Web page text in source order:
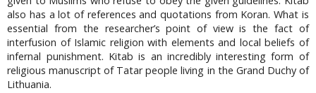
also has a lot of references and quotations from Koran. What is
essential from the researcher’s point of view is the fact of
interfusion of Islamic religion with elements and local beliefs of
infernal punishment. Kitab is an incredibly interesting form of
religious manuscript of Tatar people living in the Grand Duchy of
Lithuania.